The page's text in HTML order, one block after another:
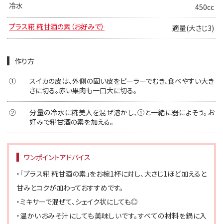
冷水
450cc
プラス糀 糀甘酒の素（お好みで）
適量(大さじ3)
作り方
①
スイカの皮は、外側の固い皮をピーラーでむき、食べやすい大き
さに切る。赤い果肉も一口大に切る。
②
分量の冷水に糀美人を混ぜ溶かし、①と一緒に器によそう。お
好みで糀甘酒の素を加える。
ワンポイントアドバイス
・「プラス糀 糀甘酒の素」をお椀1杯に対し、大さじ1ほど加えると
甘みとコクが加わっておすすめです。
・ミキサーで混ぜて、シェイク状にしても◎
・温かいおみそ汁にしても美味しいです。すべての材料を鍋に入